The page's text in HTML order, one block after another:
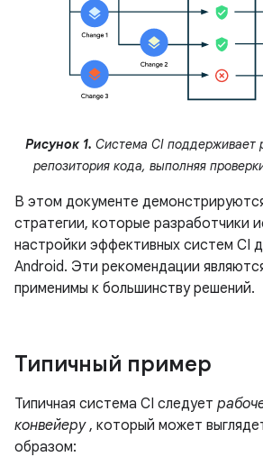
Рисунок 1. Система CI поддерживает
репозитория кода, выполняя
В этом документе
стратегии, которые разработчики
настройки эффективных систем CI
Android. Эти рекомендации
применимы к большинству решений.
Типичный пример
Типичная система CI следует
конвейеру, который может
образом: